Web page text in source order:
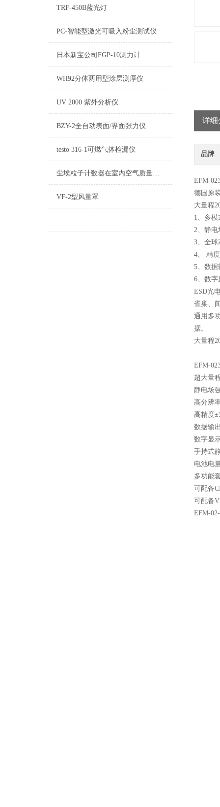
TRF-450B蓝光灯
PC-智能型激光可吸入粉尘测试仪
日本新宝公司FGP-10测力计
WH92分体两用型涂层测厚仪
UV 2000 紫外分析仪
BZY-2全自动表面/界面张力仪
testo 316-1可燃气体检漏仪
尘埃粒子计数器在室内空气质量监测中的重要性
VF-2型风量罩
详细
品牌
EFM-
德国原
大量程
1、多
2、静
3、全
4、 精
5、数
6、数
ESD光
雀巢、
通用多
据。
大量程
EFM-
超大量
静电场
高分辨
高精度
数据输
数字显
手持式
电池电
多功能
可配备
可配备
EFM-